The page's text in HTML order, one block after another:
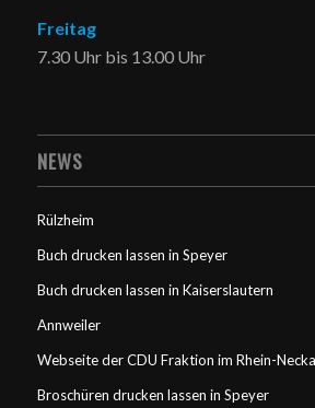
Freitag
7.30 Uhr bis 13.00 Uhr
NEWS
Rülzheim
Buch drucken lassen in Speyer
Buch drucken lassen in Kaiserslautern
Annweiler
Webseite der CDU Fraktion im Rhein-
Broschüren drucken lassen in Speyer